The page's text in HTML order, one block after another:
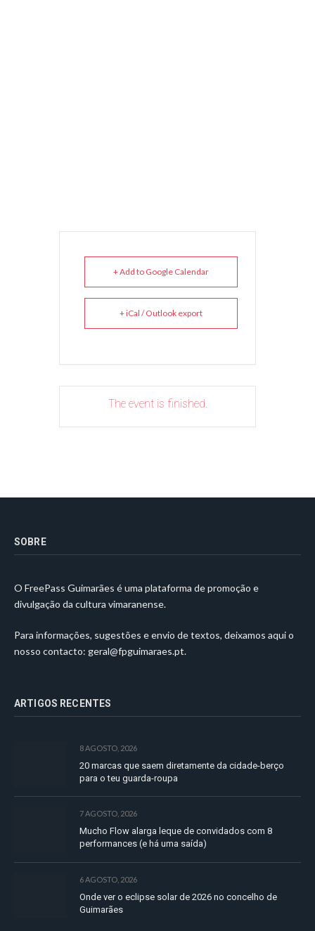
+ Add to Google Calendar
+ iCal / Outlook export
The event is finished.
SOBRE
O FreePass Guimarães é uma plataforma de promoção e
divulgação da cultura vimaranense.
Para informações, sugestões e envio de textos, deixamos aqui o
nosso contacto: geral@fpguimaraes.pt.
ARTIGOS RECENTES
8 AGOSTO, 2026
20 marcas que saem diretamente da cidade-berço
para o teu guarda-roupa
7 AGOSTO, 2026
Mucho Flow alarga leque de convidados com 8
performances (e há uma saída)
6 AGOSTO, 2026
Onde ver o eclipse solar de 2026 no concelho de
Guimarães